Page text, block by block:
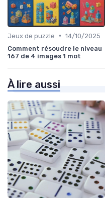
Jeux de puzzle • 14/10/2025
Comment résoudre le niveau
167 de 4 images 1 mot
À lire aussi